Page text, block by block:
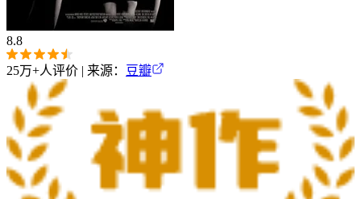
8.8
25万+人评价 | 来源： 豆瓣